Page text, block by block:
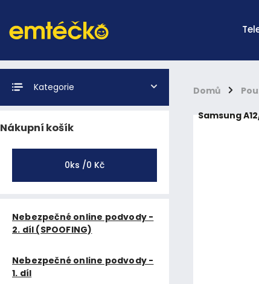
Domů /
Samsung
Kategorie
Nákupní košík
0ks /0 Kč
Nebezpečné online podvody -
2. díl (SPOOFING)
Nebezpečné online podvody -
1. díl